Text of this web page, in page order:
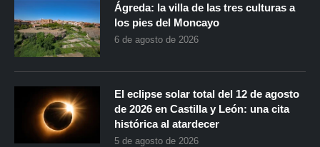
Ágreda: la villa de las tres culturas a
los pies del Moncayo
6 de agosto de 2026
El eclipse solar total del 12 de agosto
de 2026 en Castilla y León: una cita
histórica al atardecer
5 de agosto de 2026